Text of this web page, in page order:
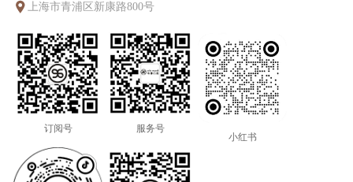
上海市青浦区新康路800号
订阅号 服务号
小红书